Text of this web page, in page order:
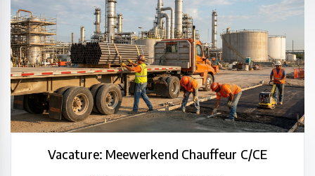
Vacature: Meewerkend Chauffeur C/CE